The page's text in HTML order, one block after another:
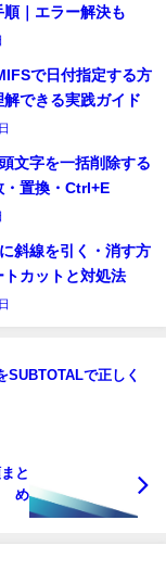
順｜エラー解決も
で日付指定する方
解できる実践ガイド
文字を一括削除する
・置換・Ctrl+E
斜線を引く・消す方
トカットと対処法
SUBTOTALで正しく
と
め